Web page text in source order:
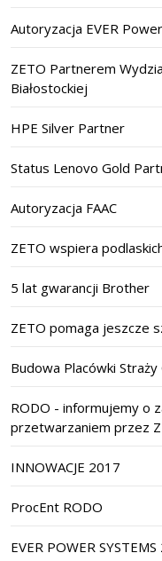
Autoryzacja EVER
ZETO Partnerem
Białostockiej
HPE Silver Partner
Status Lenovo Gold
Autoryzacja FAAC
ZETO wspiera
5 lat gwarancji Brother
ZETO pomaga jeszcze
Budowa Placówki
RODO - informujemy o
przetwarzaniem przez
INNOWACJE 2017
ProcEnt RODO
EVER POWER